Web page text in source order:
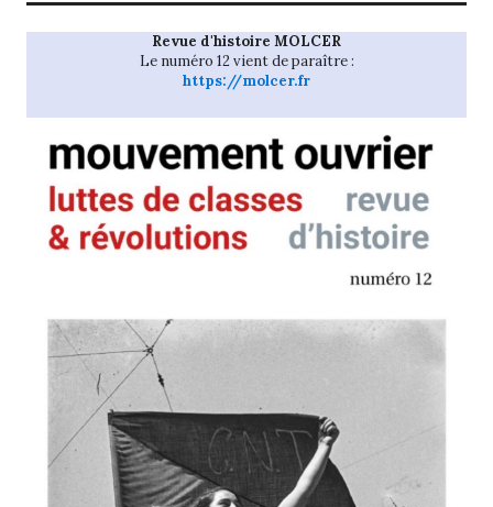
Revue d'histoire MOLCER
Le numéro 12 vient de paraître :
https://molcer.fr